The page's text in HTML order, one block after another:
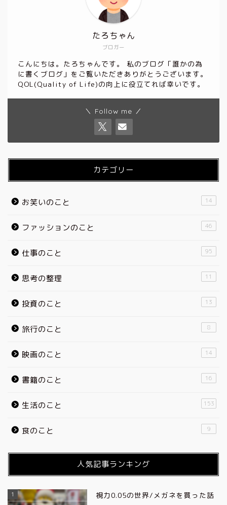
ブロガー
たろちゃん
こんにちは。たろちゃんです。 私のブログ「誰かの為
に書くブログ」をご覧いただきありがとうございます。
QOL(Quality of Life)の向上に役立てれば幸いです。
＼ Follow me ／
カテゴリー
お笑いのこと 14
ファッションのこと 46
仕事のこと 95
思考の整理 11
投資のこと 13
旅行のこと 8
映画のこと 14
書籍のこと 16
生活のこと 153
食のこと 9
人気記事ランキング
1 視力0.05の世界/メガネを買った話